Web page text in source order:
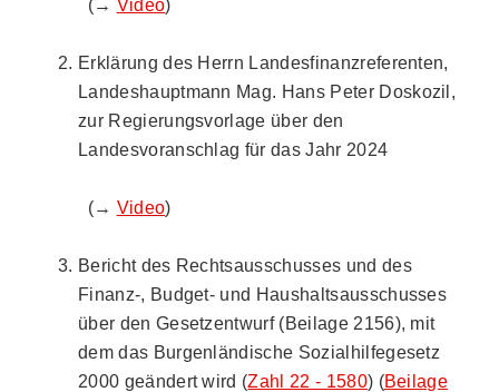
(→ Video)
Erklärung des Herrn Landesfinanzreferenten,
Landeshauptmann Mag. Hans Peter Doskozil,
zur Regierungsvorlage über den
Landesvoranschlag für das Jahr 2024
(→ Video)
Bericht des Rechtsausschusses und des
Finanz-, Budget- und Haushaltsausschusses
über den Gesetzentwurf (Beilage 2156), mit
dem das Burgenländische Sozialhilfegesetz
2000 geändert wird (Zahl 22 - 1580) (Beilage